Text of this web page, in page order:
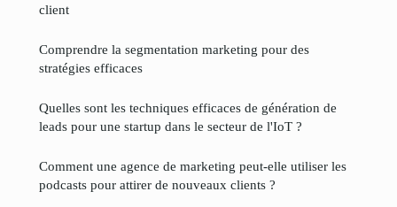
client
Comprendre la segmentation marketing pour des
stratégies efficaces
Quelles sont les techniques efficaces de génération de
leads pour une startup dans le secteur de l'IoT ?
Comment une agence de marketing peut-elle utiliser les
podcasts pour attirer de nouveaux clients ?